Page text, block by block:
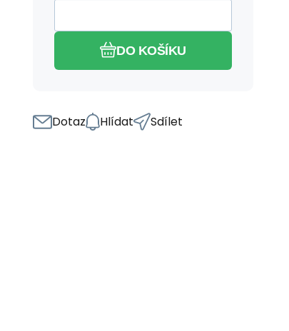
DO KOŠÍKU
Dotaz Hlídat Sdílet